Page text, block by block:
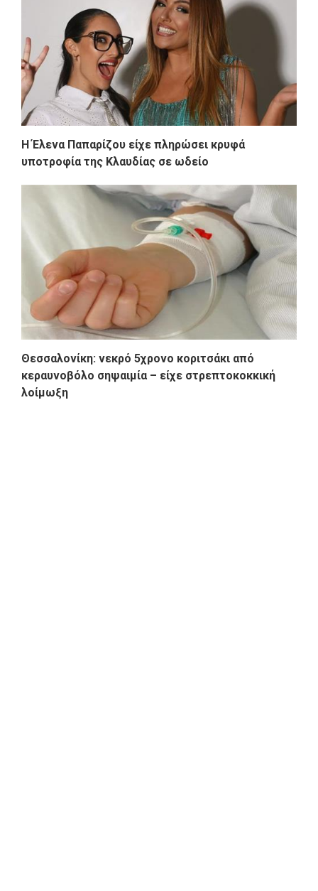
Η Έλενα Παπαρίζου είχε πληρώσει κρυφά
υποτροφία της Κλαυδίας σε ωδείο
Θεσσαλονίκη: νεκρό 5χρονο κοριτσάκι από
κεραυνοβόλο σηψαιμία – είχε στρεπτοκοκκική
λοίμωξη